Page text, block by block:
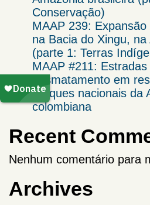
Conservação)
MAAP 239: Expansão
na Bacia do Xingu,
(parte 1: Terras
MAAP #211:
desmatamento em
parques nacionais da
colombiana
Recent
Nenhum comentário para
Archives